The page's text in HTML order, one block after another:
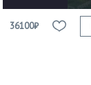
36100₽